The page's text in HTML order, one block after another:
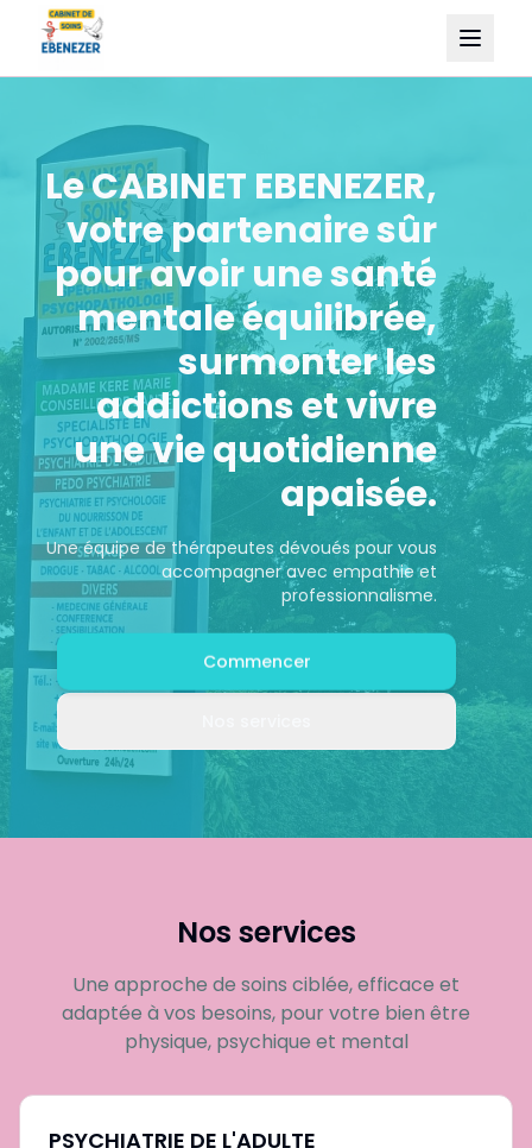
Le CABINET EBENEZER,
votre partenaire sûr
pour avoir une santé
mentale équilibrée,
surmonter les
addictions et vivre
une vie quotidienne
apaisée.
Une équipe de thérapeutes dévoués pour vous
accompagner avec empathie et
professionnalisme.
Commencer
Nos services
Une approche de soins ciblée, efficace et
adaptée à vos besoins, pour votre bien être
physique, psychique et mental
PSYCHIATRIE DE L'ADULTE